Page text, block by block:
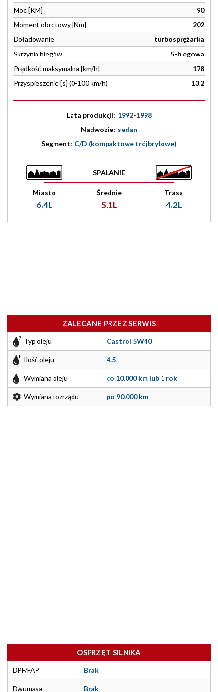
Moc [KM]
90
Moment obrotowy [Nm]
202
Doładowanie
turbosprężarka
Skrzynia biegów
5-biegowa
Prędkość maksymalna [km/h]
178
Przyspieszenie [s] (0-100 km/h)
13.2
Lata produkcji: 1992-1998
Nadwozie: sedan
Segment: C/D (kompaktowe trójbryłowe)
SPALANIE
Miasto
6.4L
Średnie
5.1L
Trasa
4.2L
ZALECANE PRZEZ SERWIS
Typ oleju Castrol 5W40
Ilość oleju 4.5
Wymiana oleju co 10.000 km lub 1 rok
Wymiana rozrządu po 90.000 km
OSPRZĘT SILNIKA
DPF/FAP Brak
Dwumasa Brak